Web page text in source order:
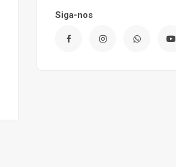
Siga-nos